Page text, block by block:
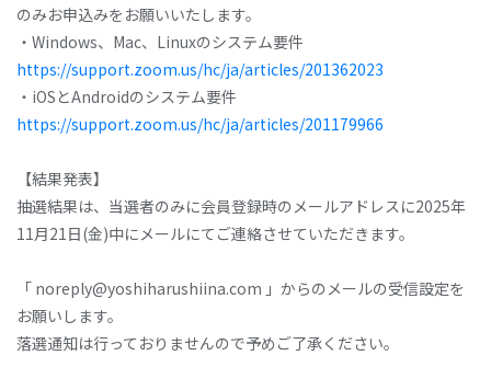
のみお申込みをお願いいたします。
・Windows、Mac、Linuxのシステム要件
https://support.zoom.us/hc/ja/articles/201362023
・iOSとAndroidのシステム要件
https://support.zoom.us/hc/ja/articles/201179966
【結果発表】
抽選結果は、当選者のみに会員登録時のメールアドレスに2025年
11月21日(金)中にメールにてご連絡させていただきます。
「 noreply@yoshiharushiina.com 」からのメールの受信設定を
お願いします。
落選通知は行っておりませんので予めご了承ください。